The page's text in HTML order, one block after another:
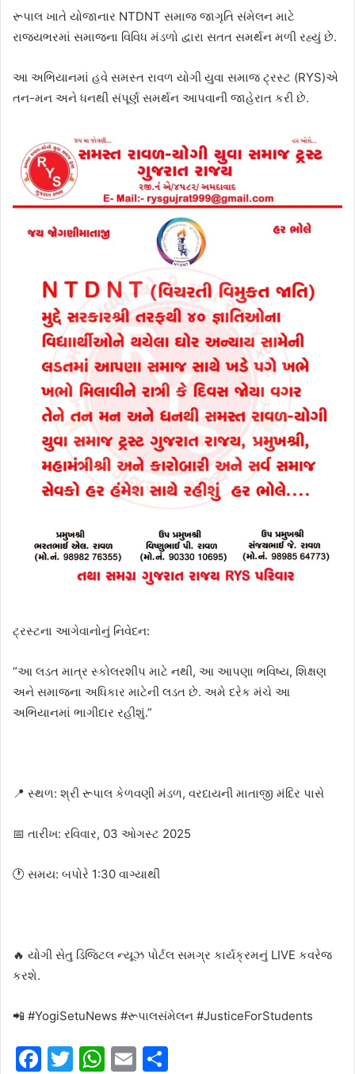
રૂપાલ ખાતે યોજાનાર NTDNT સમાજ જાગૃતિ સંમેલન માટે
રાજ્યભરમાં સમાજના વિવિધ મંડળો દ્વારા સતત સમર્થન મળી રહ્યું છે.
આ અભિયાનમાં હવે સમસ્ત રાવળ યોગી યુવા સમાજ ટ્રસ્ટ (RYS)એ
તન-મન અને ધનથી સંપૂર્ણ સમર્થન આપવાની જાહેરાત કરી છે.
ટ્રસ્ટના આગેવાનોનું નિવેદન:
“આ લડત માત્ર સ્કોલરશીપ માટે નથી, આ આપણા ભવિષ્ય, શિક્ષણ
અને સમાજના અધિકાર માટેની લડત છે. અમે દરેક મંચે આ
અભિયાનમાં ભાગીદાર રહીશું.”
📍 સ્થળ: શ્રી રૂપાલ કેળવણી મંડળ, વરદાયની માતાજી મંદિર પાસે
📅 તારીખ: રવિવાર, 03 ઓગસ્ટ 2025
🕐 સમય: બપોરે 1:30 વાગ્યાથી
🔥 યોગી સેતુ ડિજિટલ ન્યૂઝ પોર્ટલ સમગ્ર કાર્યક્રમનું LIVE કવરેજ
કરશે.
📲 #YogiSetuNews #રૂપાલસંમેલન #JusticeForStudents
F
T
W E